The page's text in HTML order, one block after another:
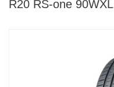
R20 RS-one 90WXL